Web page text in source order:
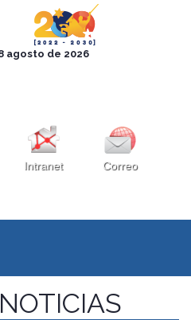
Correo
Intranet
NOTICIAS